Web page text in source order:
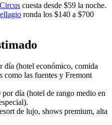
cuesta desde $59 la noche.
ronda los $140 a $700
día (hotel económico, comida
como las fuentes y Fremont
por día (hotel de rango medio en
de lujo, shows premium, alta